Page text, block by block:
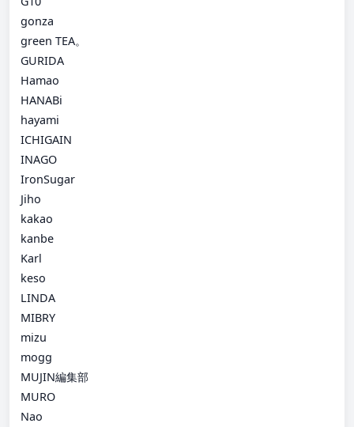
gonza
green TEA。
GURIDA
Hamao
HANABi
hayami
ICHIGAIN
INAGO
IronSugar
Jiho
kakao
kanbe
Karl
keso
LINDA
MIBRY
mizu
mogg
MUJIN編集部
MURO
Nao